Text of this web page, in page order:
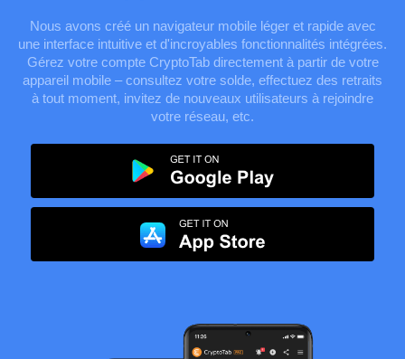
Nous avons créé un navigateur mobile léger et rapide avec
une interface intuitive et d'incroyables fonctionnalités intégrées.
Gérez votre compte CryptoTab directement à partir de votre
appareil mobile – consultez votre solde, effectuez des retraits
à tout moment, invitez de nouveaux utilisateurs à rejoindre
votre réseau, etc.